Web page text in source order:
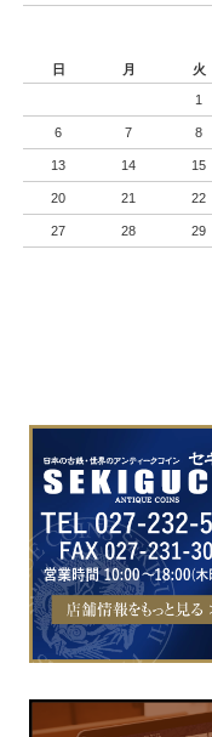
日
月 火
1
6 7 8
13 14 15
20 21 22
27 28 29